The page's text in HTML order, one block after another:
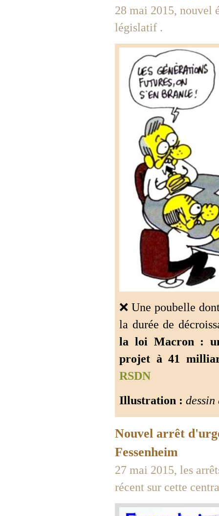
28 mai 2015, nouvel
législatif .
❌ Une poubelle
la durée de
la loi Macron :
projet à 41
RSDN
Illustration : dessin
Nouvel arrêt
Fessenheim
27 mai 2015, les
récent sur cette